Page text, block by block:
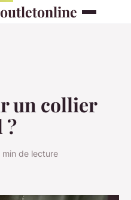
un collier
?
de lecture